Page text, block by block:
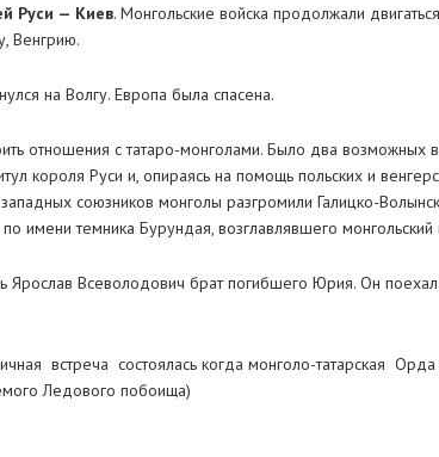
Руси — Киев. Монгольские войска продолжали
Венгрию.
на Волгу. Европа была спасена.
отношения с татаро-монголами. Было два возможных
короля Руси и, опираясь на помощь польских и
союзников монголы разгромили Галицко-
имени темника Бурундая, возглавлявшего монгольский
Ярослав Всеволодович брат погибшего Юрия. Он
встреча состоялась когда монголо-татарская
Ледового побоища)